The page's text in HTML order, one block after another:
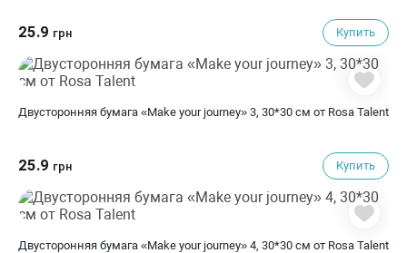
25.9 грн Купить
Двусторонняя бумага «Make your journey» 3, 30*30 см от Rosa Talent
25.9 грн Купить
Двусторонняя бумага «Make your journey» 4, 30*30 см от Rosa Talent